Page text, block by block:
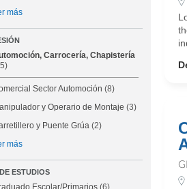
más
Carrocería, Chapistería
Sector Automoción (8)
y Operario de Montaje (3)
y Puente Grúa (2)
más
ESTUDIOS